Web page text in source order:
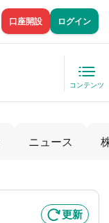
口座開設 ログイン
コンテンツ
ニュース
更新